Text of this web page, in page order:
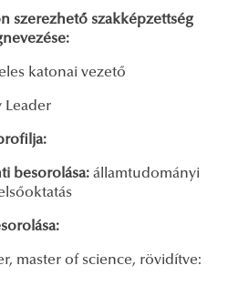
szerezhető szakképzettség
katonai vezető
Leader
besorolása: államtudományi
master of science, rövidítve: